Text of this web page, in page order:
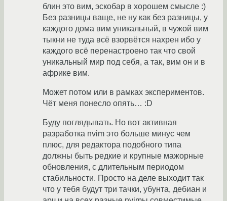
блин это вим, эскобар в хорошем смысле :)
Без разницы ваще, не ну как без разницы, у
каждого дома вим уникальный, в чужой вим
тыкни не туда всё взорвётся нахрен ибо у
каждого всё перенастроено так что свой
уникальный мир под себя, а так, вим он и в
африке вим.
Может потом или в рамках экспериментов.
Чёт меня понесло опять… :D
Буду поглядывать. Но вот активная
разработка nvim это больше минус чем
плюс, для редактора подобного типа
должны быть редкие и крупные мажорные
обновления, с длительным периодом
стабильности. Просто на деле выходит так
что у тебя будут три тачки, убунта, дебиан и